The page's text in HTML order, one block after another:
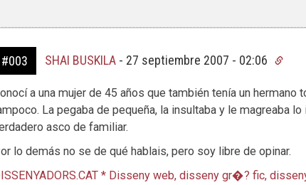
#003 SHAI BUSKILA- 27 septiembre 2007 - 02:06
a una mujer de 45 años que también tenía un hermano
La pegaba de pequeña, la insultaba y le magreaba lo
asco de familiar.
lo demás no se de qué hablais, pero soy libre de opinar.
* Disseny web, disseny gr�? fic,